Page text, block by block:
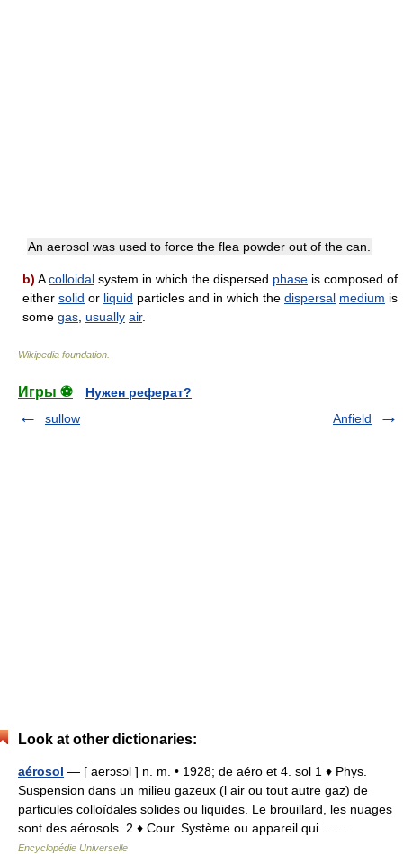
An aerosol was used to force the flea powder out of the can.
b) Acolloidal system in which the dispersed phase is composed of
either solid or liquid particles and in which the dispersal medium is
some gas usually air.
Wikipedia foundation
Игры ⚽
Нужен реферат?
sullow
Anfield
Look at other dictionaries:
aérosol — [ aerɔsɔl ] n. m. • 1928; de aéro et 4. sol 1 ♦ Phys.
Suspension dans un milieu gazeux (l air ou tout autre gaz) de
particules colloïdales solides ou liquides. Le brouillard, les nuages
sont des aérosols. 2 ♦ Cour. Système ou appareil qui… …
Encyclopédie Universelle